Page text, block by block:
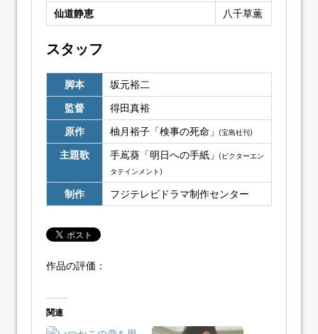
仙道静恵
八千草薫
スタッフ
脚本
坂元裕二
監督
得田真裕
原作
柚月裕子「検事の死命」 (宝島社刊)
主題歌 手嶌葵「明日への手紙」 (ビクターエン
タテインメント)
制作 フジテレビドラマ制作センター
作品の評価：
関連